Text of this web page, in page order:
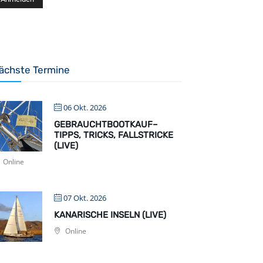
Termine
06 Okt. 2026
GEBRAUCHTBOOTKAUF–
TIPPS, TRICKS, FALLSTRICKE
(LIVE)
Online
07 Okt. 2026
KANARISCHE INSELN (LIVE)
Online